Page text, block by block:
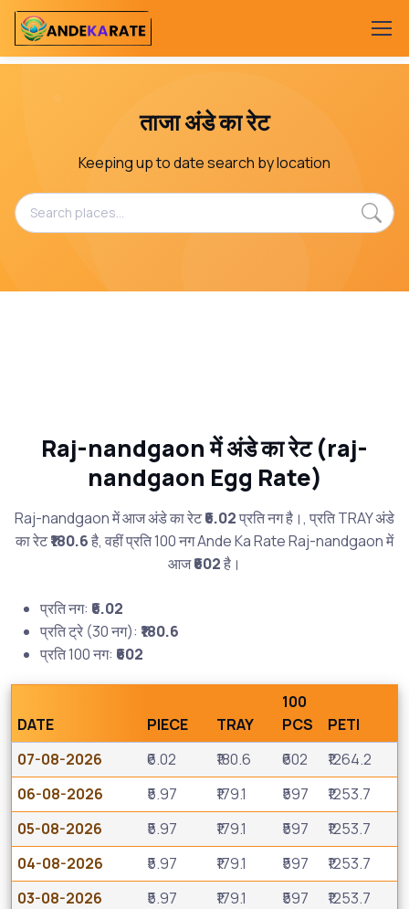
ताजा अंडे का रेट
Keeping up to date search by location
Raj-nandgaon में अंडे का रेट (raj-
nandgaon Egg Rate)
Raj-nandgaon में आज अंडे का रेट₹6.02प्रति नग है।, प्रति TRAY अंडे
का रेट₹180.6है, वहीं प्रति 100 नग Ande Ka Rate Raj-nandgaon में
आज₹602है।
प्रति नग: ₹6.02
प्रति ट्रे (30 नग): ₹180.6
प्रति 100 नग: ₹602
DATE PIECE TRAY
100
PCS
PETI
07-08-2026
₹6.02 ₹180.6 ₹602
₹1264.2
06-08-2026
₹5.97 ₹179.1 ₹597
₹1253.7
05-08-2026
₹5.97 ₹179.1 ₹597
₹1253.7
04-08-2026
₹5.97 ₹179.1 ₹597
₹1253.7
03-08-2026
₹5.97 ₹179.1 ₹597
₹1253.7